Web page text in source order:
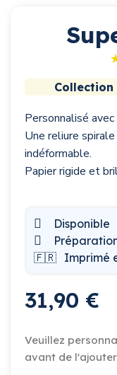
Collection
Personnalisé
Une reliure
indéformable.
Papier rigide et
Disponible
🇫🇷 Imprimé
31,90 €
Veuillez
avant de